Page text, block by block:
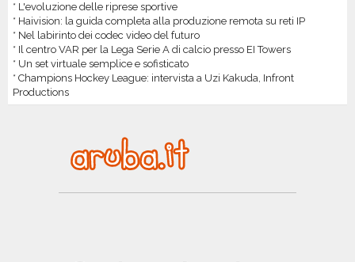
* L'evoluzione delle riprese sportive
* Haivision: la guida completa alla produzione remota su reti IP
* Nel labirinto dei codec video del futuro
* Il centro VAR per la Lega Serie A di calcio presso EI Towers
* Un set virtuale semplice e sofisticato
* Champions Hockey League: intervista a Uzi Kakuda, Infront
Productions